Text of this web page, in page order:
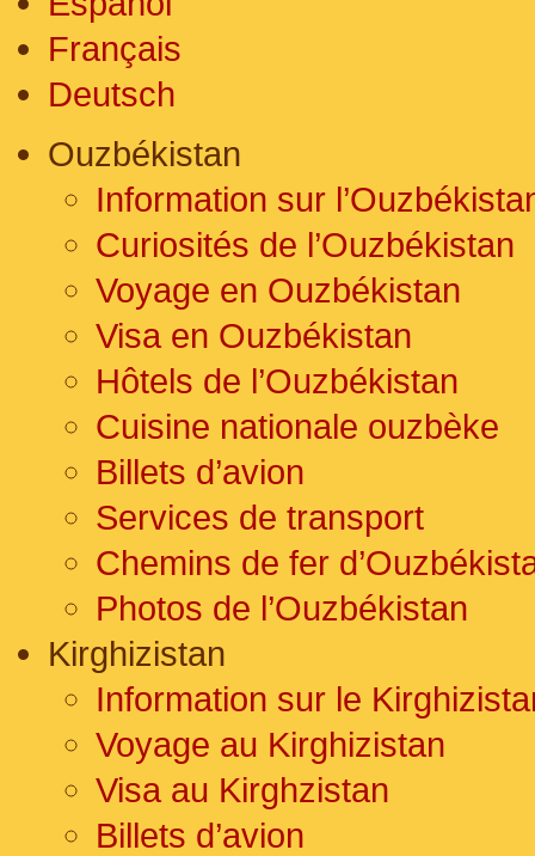
Français
Deutsch
Ouzbékistan
Information sur
Curiosités de l’Ouzbékistan
Voyage en Ouzbékistan
Visa en Ouzbékistan
Hôtels de l’Ouzbékistan
Cuisine nationale ouzbèke
Billets d’avion
Services de transport
Chemins de fer
Photos de l’Ouzbékistan
Kirghizistan
Information sur le
Voyage au Kirghizistan
Visa au Kirghzistan
Billets d’avion